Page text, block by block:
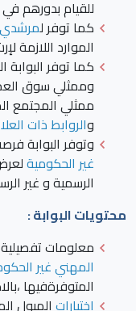
للقيام بدورهم
كما توفر لمرشدي
الموارد اللازمة
كما توفر
وممثلي سوق
ممثلي المجتمع
والروابط ذات
وتوفر البوابة
غير الحكومية
الرسمية و غير
محتويات البوابة :
معلومات
المهني غير
المتوفرةفيها
اختبارات الميول